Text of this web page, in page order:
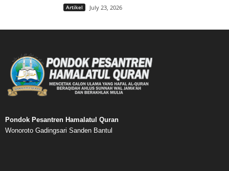
Artikel July 23, 2026
Pondok Pesantren Hamalatul Quran
Wonoroto Gadingsari Sanden Bantul